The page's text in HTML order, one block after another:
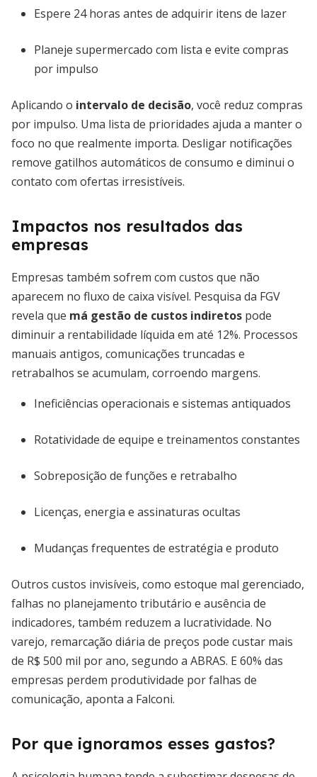
Espere 24 horas antes de adquirir itens de lazer
Planeje supermercado com lista e evite compras
por impulso
Aplicando o intervalo de decisão, você reduz compras
por impulso. Uma lista de prioridades ajuda a manter o
foco no que realmente importa. Desligar notificações
remove gatilhos automáticos de consumo e diminui o
contato com ofertas irresistíveis.
Impactos nos resultados das
empresas
Empresas também sofrem com custos que não
aparecem no fluxo de caixa visível. Pesquisa da FGV
revela que má gestão de custos indiretos pode
diminuir a rentabilidade líquida em até 12%. Processos
manuais antigos, comunicações truncadas e
retrabalhos se acumulam, corroendo margens.
Ineficiências operacionais e sistemas antiquados
Rotatividade de equipe e treinamentos constantes
Sobreposição de funções e retrabalho
Licenças, energia e assinaturas ocultas
Mudanças frequentes de estratégia e produto
Outros custos invisíveis, como estoque mal gerenciado,
falhas no planejamento tributário e ausência de
indicadores, também reduzem a lucratividade. No
varejo, remarcação diária de preços pode custar mais
de R$ 500 mil por ano, segundo a ABRAS. E 60% das
empresas perdem produtividade por falhas de
comunicação, aponta a Falconi.
Por que ignoramos esses gastos?